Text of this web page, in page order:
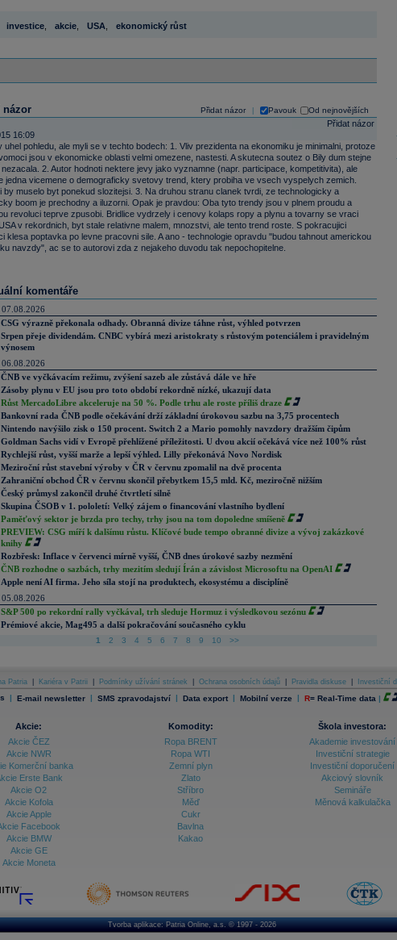
investice, akcie, USA ekonomický růst
Přidat názor Pavouk Od nejnovějších
názor
Přidat názor
16:09
uhel pohledu, ale myli se v techto bodech: 1. Vliv prezidenta na ekonomiku je minimalni, protoze
jsou v ekonomicke oblasti velmi omezene, nastesti. A skutecna soutez o Bily dum stejne
nezacala. 2. Autor hodnoti nektere jevy jako vyznamne (napr. participace, kompetitivita), ale
jedna vicemene o demograficky svetovy trend, ktery probiha ve vsech vyspelych zemich.
by muselo byt ponekud slozitejsi. 3. Na druhou stranu clanek tvrdi, ze technologicky a
boom je prechodny a iluzorni. Opak je pravdou: Oba tyto trendy jsou v plnem proudu a
revoluci teprve zpusobi. Bridlice vydrzely i cenovy kolaps ropy a plynu a tovarny se vraci
v rekordnich, byt stale relativne malem, mnozstvi, ale tento trend roste. S pokracujici
klesa poptavka po levne pracovni sile. A ano - technologie opravdu "budou tahnout americkou
navzdy", ac se to autorovi zda z nejakeho duvodu tak nepochopitelne.
komentáře
07.08.2026
CSG výrazně překonala odhady. Obranná divize táhne růst, výhled potvrzen
Srpen přeje dividendám. CNBC vybírá mezi aristokraty s růstovým potenciálem i pravidelným
výnosem
06.08.2026
ČNB ve vyčkávacím režimu, zvýšení sazeb ale zůstává dále ve hře
Zásoby plynu v EU jsou pro toto období rekordně nízké, ukazují data
Růst MercadoLibre akceleruje na 50 %. Podle trhu ale roste příliš draze
Bankovní rada ČNB podle očekávání drží základní úrokovou sazbu na 3,75 procentech
Nintendo navýšilo zisk o 150 procent. Switch 2 a Mario pomohly navzdory dražším čipům
Goldman Sachs vidí v Evropě přehlížené příležitosti. U dvou akcií očekává více než 100% růst
Rychlejší růst, vyšší marže a lepší výhled. Lilly překonává Novo Nordisk
Meziroční růst stavební výroby v ČR v červnu zpomalil na dvě procenta
Zahraniční obchod ČR v červnu skončil přebytkem 15,5 mld. Kč, meziročně nižším
Český průmysl zakončil druhé čtvrtletí silně
Skupina ČSOB v 1. pololetí: Velký zájem o financování vlastního bydlení
Paměťový sektor je brzda pro techy, trhy jsou na tom dopoledne smíšeně
PREVIEW: CSG míří k dalšímu růstu. Klíčové bude tempo obranné divize a vývoj zakázkové
knihy
Rozbřesk: Inflace v červenci mírně vyšší, ČNB dnes úrokové sazby nezmění
ČNB rozhodne o sazbách, trhy mezitím sledují Írán a závislost Microsoftu na OpenAI
Apple není AI firma. Jeho síla stojí na produktech, ekosystému a disciplíně
05.08.2026
S&P 500 po rekordní rally vyčkával, trh sleduje Hormuz i výsledkovou sezónu
Prémiové akcie, Mag495 a další pokračování současného cyklu
1 2 3 4 5 6 7 8 9 10 >>
Patria Kariéra v Patrii Podmínky užívání stránek Ochrana osobních údajů Pravidla diskuse Investiční
| E-mail newsletter | SMS zpravodajství | Data export | Mobilní verze | R= Real-Time data |
Akcie:
Akcie ČEZ
Akcie NWR
Komerční banka
Erste Bank
Akcie O2
Akcie Kofola
Akcie Apple
Facebook
Akcie BMW
Akcie GE
Akcie Moneta
Komodity:
Ropa BRENT
Ropa WTI
Zemní plyn
Zlato
Stříbro
Měď
Cukr
Bavlna
Kakao
Škola investora:
Akademie investování
Investiční strategie
Investiční doporučení
Akciový slovník
Semináře
Měnová kalkulačka
Tvorba aplikace:Patria Online, a.s.© 1997 - 2026